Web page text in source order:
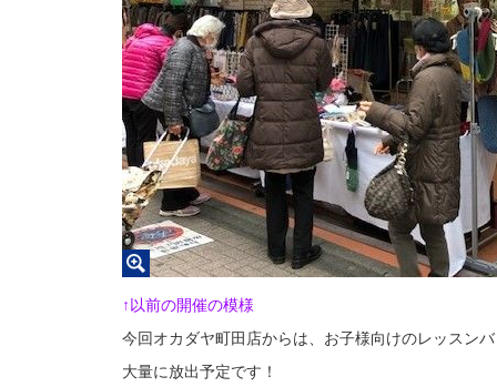
↑以前の開催の模様
今回オカダヤ町田店からは、お子様向けのレッスン
大量に放出予定です！